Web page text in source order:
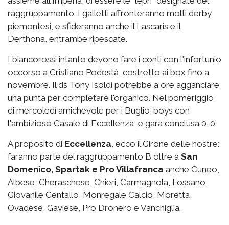
raggruppamento. I galletti affronteranno molti derby
piemontesi, e sfideranno anche il Lascaris e il
Derthona, entrambe ripescate.
I biancorossi intanto devono fare i conti con l'infortunio
occorso a Cristiano Podestà, costretto ai box fino a
novembre. Il ds Tony Isoldi potrebbe a ore agganciare
una punta per completare l'organico. Nel pomeriggio
di mercoledì amichevole per i Buglio-boys con
l'ambizioso Casale di Eccellenza, e gara conclusa 0-0.
A proposito di Eccellenza, ecco il Girone delle nostre:
faranno parte del raggruppamento B oltre a San
Domenico, Spartak e Pro Villafranca anche Cuneo,
Albese, Cheraschese, Chieri, Carmagnola, Fossano,
Giovanile Centallo, Monregale Calcio, Moretta,
Ovadese, Gaviese, Pro Dronero e Vanchiglia.